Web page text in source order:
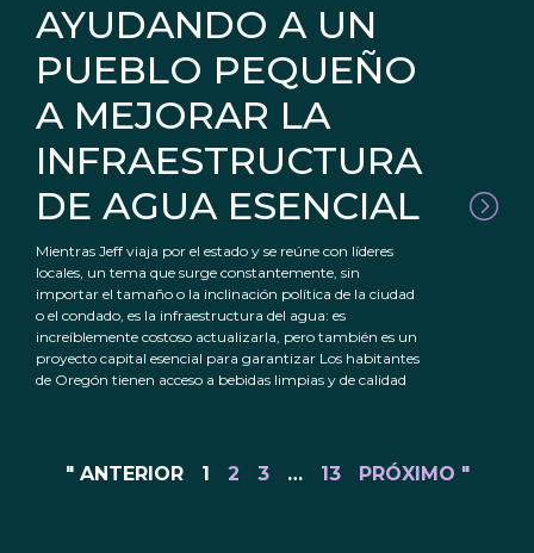
AYUDANDO A UN
PUEBLO PEQUEÑO
A MEJORAR LA
INFRAESTRUCTURA
DE AGUA ESENCIAL
Mientras Jeff viaja por el estado y se reúne con líderes
locales, un tema que surge constantemente, sin
importar el tamaño o la inclinación política de la ciudad
o el condado, es la infraestructura del agua: es
increíblemente costoso actualizarla, pero también es un
proyecto capital esencial para garantizar Los habitantes
de Oregón tienen acceso a bebidas limpias y de calidad
" ANTERIOR 1 2 3 … 13 PRÓXIMO "